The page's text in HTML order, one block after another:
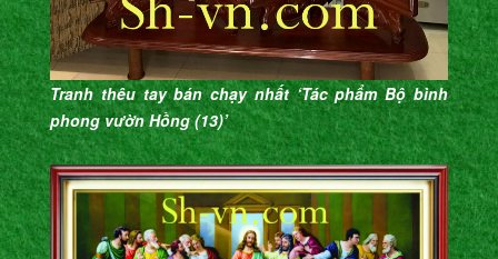
Tranh thêu tay bán chạy nhất ‘Tác phẩm Bộ bình
phong vườn Hồng (13)’